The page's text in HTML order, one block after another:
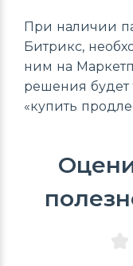
При наличии
Битрикс,
ним на
решения будет
«купить